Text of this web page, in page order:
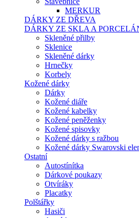
MERKUR
DÁRKY ZE DŘEVA
DÁRKY ZE SKLA A
Skleněné přilby
Sklenice
Skleněné dárky
Hrnečky
Korbely
Kožené dárky
Dárky
Kožené diáře
Kožené kabelky
Kožené peněženky
Kožené spisovky
Kožené dárky s ražbou
Kožené dárky Swarovski
Ostatní
Autostínítka
Dárkové poukazy
Otvíráky
Placatky
Polštářky
Hasiči